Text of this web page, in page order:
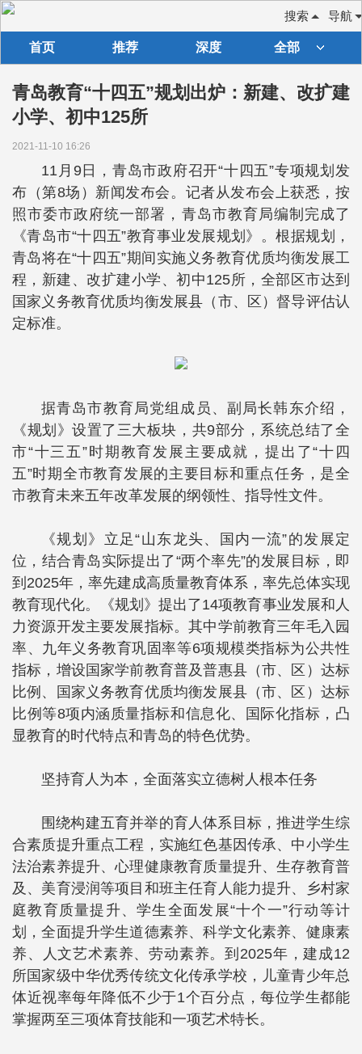
导航
搜索
首页 推荐 深度 全部
青岛教育“十四五”规划出炉：新建、改扩建
小学、初中125所
2021-11-10 16:26
11月9日，青岛市政府召开“十四五”专项规划发
布（第8场）新闻发布会。记者从发布会上获悉，按
照市委市政府统一部署，青岛市教育局编制完成了
《青岛市“十四五”教育事业发展规划》。根据规划，
青岛将在“十四五”期间实施义务教育优质均衡发展工
程，新建、改扩建小学、初中125所，全部区市达到
国家义务教育优质均衡发展县（市、区）督导评估认
定标准。
据青岛市教育局党组成员、副局长韩东介绍，
《规划》设置了三大板块，共9部分，系统总结了全
市“十三五”时期教育发展主要成就，提出了“十四
五”时期全市教育发展的主要目标和重点任务，是全
市教育未来五年改革发展的纲领性、指导性文件。
《规划》立足“山东龙头、国内一流”的发展定
位，结合青岛实际提出了“两个率先”的发展目标，即
到2025年，率先建成高质量教育体系，率先总体实现
教育现代化。《规划》提出了14项教育事业发展和人
力资源开发主要发展指标。其中学前教育三年毛入园
率、九年义务教育巩固率等6项规模类指标为公共性
指标，增设国家学前教育普及普惠县（市、区）达标
比例、国家义务教育优质均衡发展县（市、区）达标
比例等8项内涵质量指标和信息化、国际化指标，凸
显教育的时代特点和青岛的特色优势。
坚持育人为本，全面落实立德树人根本任务
围绕构建五育并举的育人体系目标，推进学生综
合素质提升重点工程，实施红色基因传承、中小学生
法治素养提升、心理健康教育质量提升、生存教育普
及、美育浸润等项目和班主任育人能力提升、乡村家
庭教育质量提升、学生全面发展“十个一”行动等计
划，全面提升学生道德素养、科学文化素养、健康素
养、人文艺术素养、劳动素养。到2025年，建成12
所国家级中华优秀传统文化传承学校，儿童青少年总
体近视率每年降低不少于1个百分点，每位学生都能
掌握两至三项体育技能和一项艺术特长。